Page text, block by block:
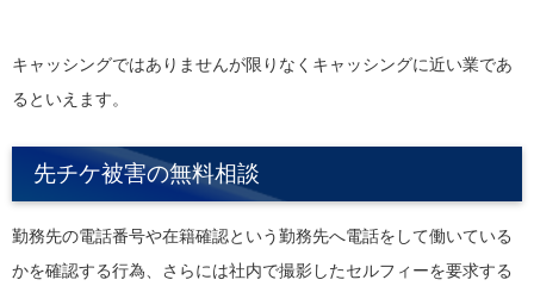
キャッシングではありませんが限りなくキャッシングに近い業であ
るといえます。
先チケ被害の無料相談
勤務先の電話番号や在籍確認という勤務先へ電話をして働いている
かを確認する行為、さらには社内で撮影したセルフィーを要求する